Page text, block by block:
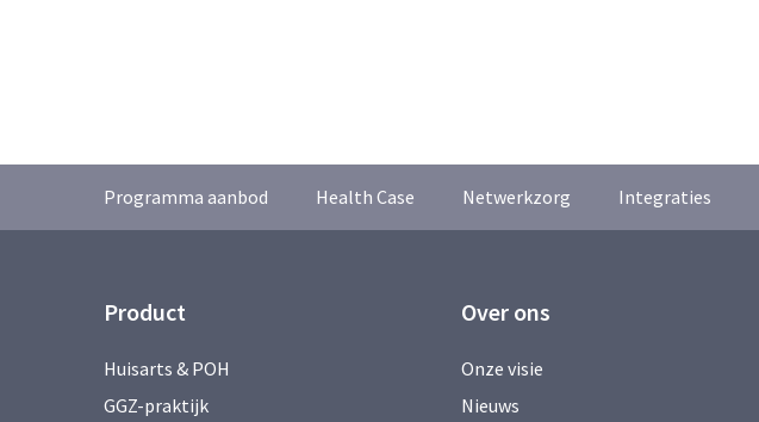
Programma aanbod Health Case Netwerkzorg Integraties
Product
Huisarts & POH
GGZ-praktijk
Over ons
Onze visie
Nieuws